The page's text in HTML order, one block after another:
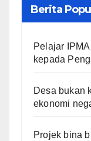
Berita
Pelajar
kepada
Desa bukan
ekonomi
Projek bina